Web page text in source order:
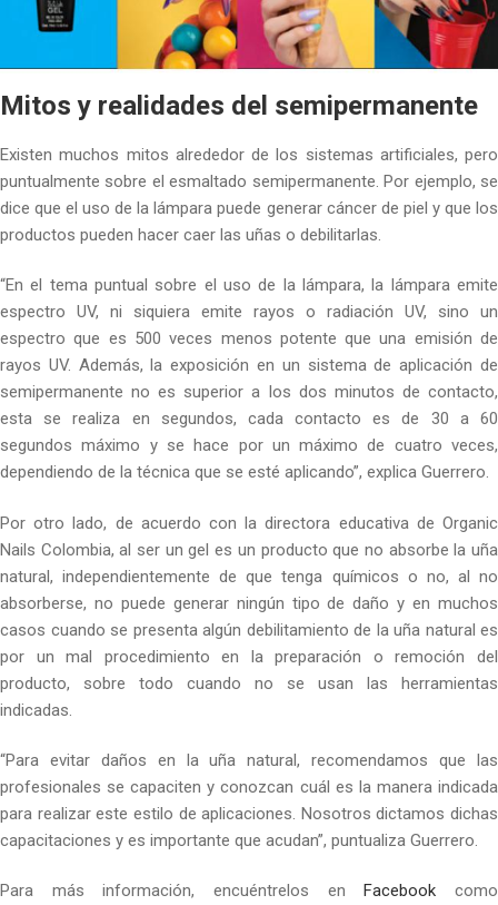
Mitos y realidades del semipermanente
Existen muchos mitos alrededor de los sistemas artificiales, pero
puntualmente sobre el esmaltado semipermanente. Por ejemplo, se
dice que el uso de la lámpara puede generar cáncer de piel y que los
productos pueden hacer caer las uñas o debilitarlas.
“En el tema puntual sobre el uso de la lámpara, la lámpara emite
espectro UV, ni siquiera emite rayos o radiación UV, sino un
espectro que es 500 veces menos potente que una emisión de
rayos UV. Además, la exposición en un sistema de aplicación de
semipermanente no es superior a los dos minutos de contacto,
esta se realiza en segundos, cada contacto es de 30 a 60
segundos máximo y se hace por un máximo de cuatro veces,
dependiendo de la técnica que se esté aplicando”, explica Guerrero.
Por otro lado, de acuerdo con la directora educativa de Organic
Nails Colombia, al ser un gel es un producto que no absorbe la uña
natural, independientemente de que tenga químicos o no, al no
absorberse, no puede generar ningún tipo de daño y en muchos
casos cuando se presenta algún debilitamiento de la uña natural es
por un mal procedimiento en la preparación o remoción del
producto, sobre todo cuando no se usan las herramientas
indicadas.
“Para evitar daños en la uña natural, recomendamos que las
profesionales se capaciten y conozcan cuál es la manera indicada
para realizar este estilo de aplicaciones. Nosotros dictamos dichas
capacitaciones y es importante que acudan”, puntualiza Guerrero.
Para más información, encuéntrelos enFacebook como